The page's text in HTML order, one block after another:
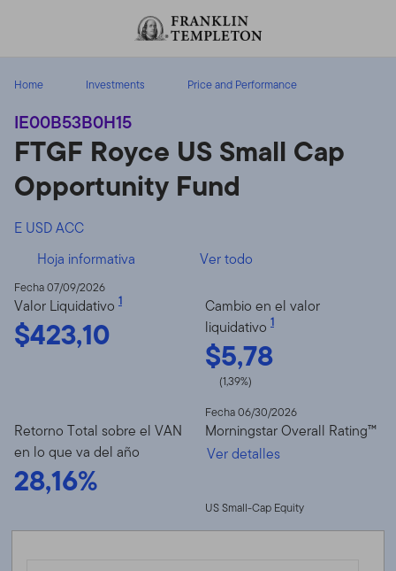
Home Investments Price and Performance
IE00B53B0H15
FTGF Royce US Small Cap
Opportunity Fund
E USD ACC
Hoja informativa
Ver todo
Fecha 07/09/2026
Valor Liquidativo 1
$423,10
Cambio en el valor
liquidativo 1
$5,78
(1,39%)
Retorno Total sobre el VAN
en lo que va del año
28,16%
Fecha 06/30/2026
Morningstar Overall Rating™
Ver detalles
US Small-Cap Equity